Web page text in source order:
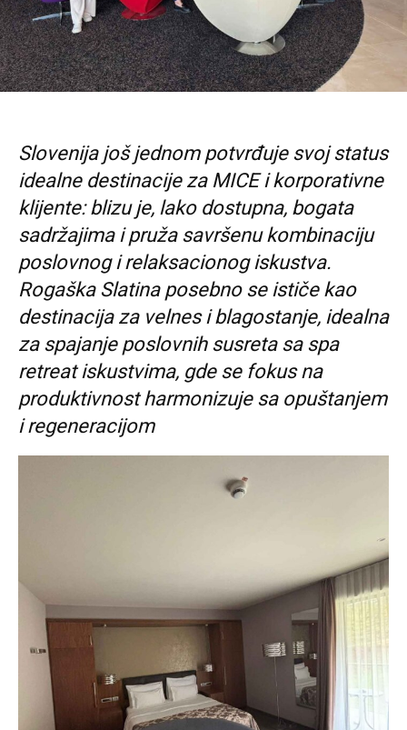
Slovenija još jednom potvrđuje svoj status
idealne destinacije za MICE i korporativne
klijente: blizu je, lako dostupna, bogata
sadržajima i pruža savršenu kombinaciju
poslovnog i relaksacionog iskustva.
Rogaška Slatina posebno se ističe kao
destinacija za velnes i blagostanje, idealna
za spajanje poslovnih susreta sa spa
retreat iskustvima, gde se fokus na
produktivnost harmonizuje sa opuštanjem
i regeneracijom